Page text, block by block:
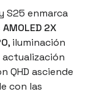
S25 enmarca
2X
, iluminación
QHD asciende
con las